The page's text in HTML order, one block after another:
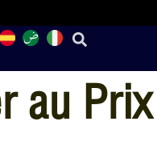
au Prix